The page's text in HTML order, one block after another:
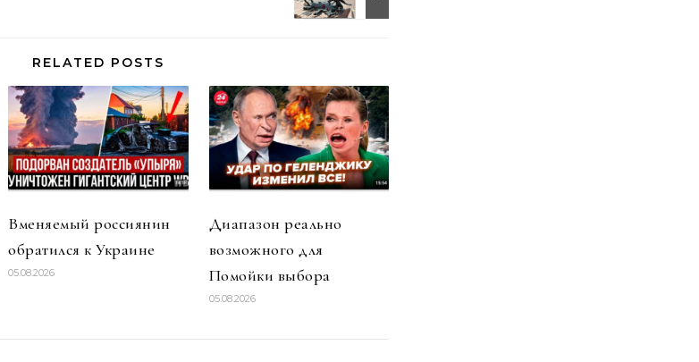
RELATED POSTS
Вменяемый россиянин
обратился к Украине
05.08.2026
Диапазон реально
возможного для
Помойки выбора
05.08.2026